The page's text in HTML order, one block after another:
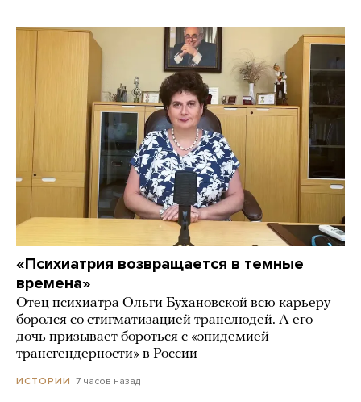
«Психиатрия возвращается в темные
времена»
Отец психиатра Ольги Бухановской всю карьеру
боролся со стигматизацией транслюдей. А его
дочь призывает бороться с «эпидемией
трансгендерности» в России
ИСТОРИИ 7 часов назад